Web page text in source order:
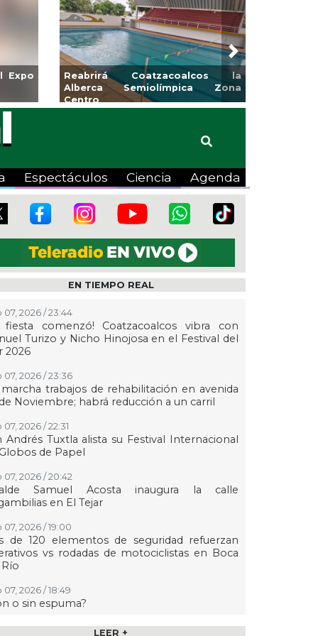
y banquetas para la
Mango en Pánuco
Emprendedores de
exponen en
Bicentenario
Next
Espectáculos Ciencia Agenda
EN TIEMPO REAL
07, 2026 / 23:44
fiesta comenzó! Coatzacoalcos vibra con
Turizo y Nicho Hinojosa en el Festival del
2026
07, 2026 / 23:36
trabajos de rehabilitación en avenida
Noviembre; habrá reducción a un carril
2026 / 22:31
Andrés Tuxtla alista su Festival Internacional
de Papel
07, 2026 / 20:42
Samuel Acosta inaugura la calle
en El Tejar
07, 2026 / 19:00
de 120 elementos de seguridad refuerzan
vs rodadas de motociclistas en Boca
07, 2026 / 18:49
o sin espuma?
07, 2026 / 18:20 LEER +